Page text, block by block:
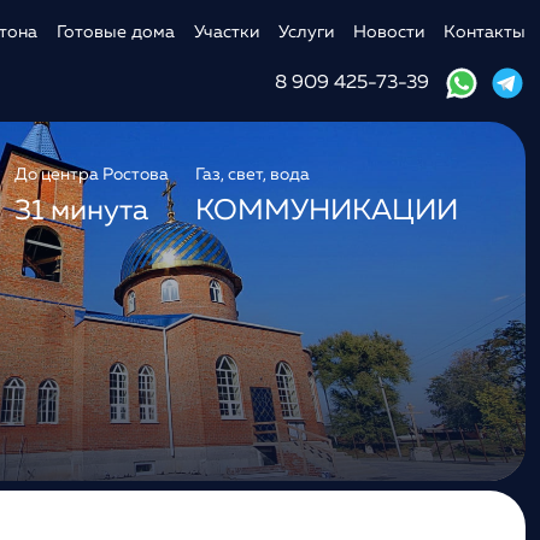
Готовые дома Участки Услуги Новости Контакты
8 909 425-73-39
До центра Ростова
31 минута
Газ, свет, вода
КОММУНИКАЦИИ